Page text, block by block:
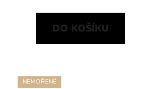
DO KOŠÍKU
NEMOŘENÉ